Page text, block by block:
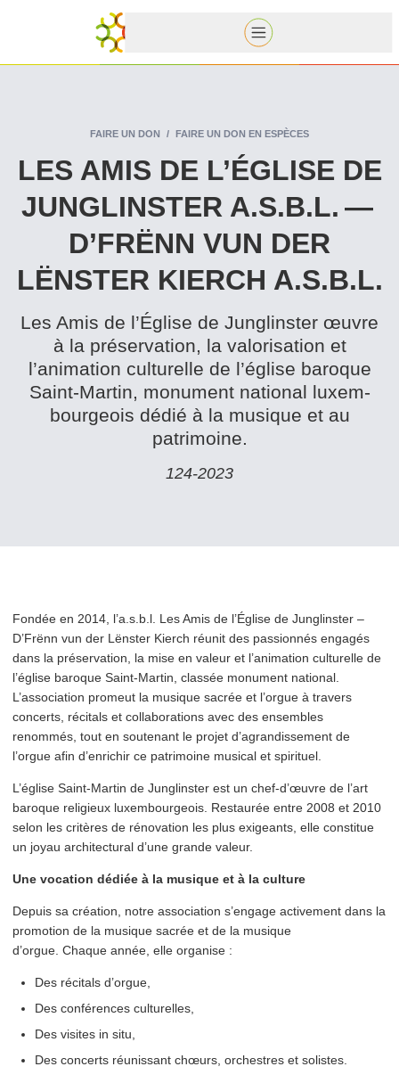
FAIRE UN DON FAIRE UN DON EN ESPÈCES
LES AMIS DE L’ÉGLISE DE
JUNGLINSTER A.S.B.L. —
D’FRËNN VUN DER
LËNSTER KIERCH A.S.B.L.
Les Amis de l’Église de Junglinster œuvre
à la préser­va­tion, la val­ori­sa­tion et
l’animation culturelle de l’église baroque
Saint-Martin, monument national lux­em­
bour­geois dédié à la musique et au
patrimoine.
124‑2023
Fondée en 2014, l’a.s.b.l. Les Amis de l’Église de Junglinster –
D’Frënn vun der Lënster Kierch réunit des passionnés engagés
dans la préser­va­tion, la mise en valeur et l’animation culturelle de
l’église baroque Saint-Martin, classée monument national.
L’association promeut la musique sacrée et l’orgue à travers
concerts, récitals et col­lab­o­ra­tions avec des ensembles
renommés, tout en soutenant le projet d’agrandissement de
l’orgue afin d’enrichir ce patrimoine musical et spirituel.
L’église Saint-Martin de Junglinster est un chef-d’œuvre de l’art
baroque religieux lux­em­bour­geois. Restaurée entre 2008 et 2010
selon les critères de rénovation les plus exigeants, elle constitue
un joyau archi­tec­tur­al d’une grande valeur.
Une vocation dédiée à la musique et à la culture
Depuis sa création, notre association s’engage activement dans la
promotion de la musique sacrée et de la musique
d’orgue. Chaque année, elle organise :
Des récitals d’orgue,
Des conférences culturelles,
Des visites in situ,
Des concerts réunissant chœurs, orchestres et solistes.